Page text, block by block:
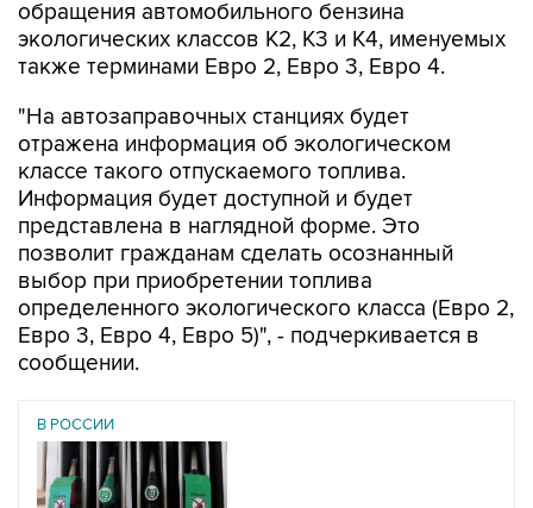
обращения автомобильного бензина
экологических классов К2, К3 и К4, именуемых
также терминами Евро 2, Евро 3, Евро 4.
"На автозаправочных станциях будет
отражена информация об экологическом
классе такого отпускаемого топлива.
Информация будет доступной и будет
представлена в наглядной форме. Это
позволит гражданам сделать осознанный
выбор при приобретении топлива
определенного экологического класса (Евро 2,
Евро 3, Евро 4, Евро 5)", - подчеркивается в
сообщении.
В РОССИИ